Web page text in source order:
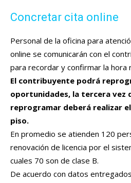
Concretar cita online
Personal de la oficina para
online se comunicarán con el
para recordar y confirmar la hora
El contribuyente podrá
oportunidades, la tercera vez
reprogramar deberá realizar
piso.
En promedio se atienden 120
renovación de licencia por el
cuales 70 son de clase B.
De acuerdo con datos